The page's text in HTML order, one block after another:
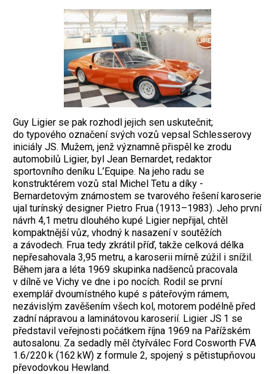
Guy Ligier se pak rozhodl jejich sen uskutečnit;
do typového označení svých vozů vepsal Schlesserovy
iniciály JS. Mužem, jenž významně přispěl ke zrodu
automobilů Ligier, byl Jean Bernardet, redaktor
sportovního deníku L’Equipe. Na jeho radu se
konstruktérem vozů stal Michel Tetu a díky ­
Bernardetovým známostem se tvarového řešení karoserie
ujal turínský designer Pietro Frua (1913–1983). Jeho první
návrh 4,1 metru dlouhého kupé Ligier nepřijal, chtěl
kompaktnější vůz, vhodný k nasazení v soutěžích
a závodech. Frua tedy zkrátil příď, takže celková délka
nepřesahovala 3,95 metru, a karoserii mírně zúžil i snížil.
Během jara a léta 1969 skupinka nadšenců pracovala
v dílně ve Vichy ve dne i po nocích. Rodil se první
exemplář dvoumístného kupé s páteřovým rámem,
nezávislým za­věšením všech kol, motorem podélně před
zadní nápravou a laminátovou karoserií. ­Ligier JS 1 se
představil veřejnosti počátkem října 1969 na Pařížském
autosalonu. Za ­sedadly měl čtyřválec Ford Cosworth FVA
1.6/220 k (162 kW) z formule 2, spojený s pětistupňovou
převodovkou Hewland.